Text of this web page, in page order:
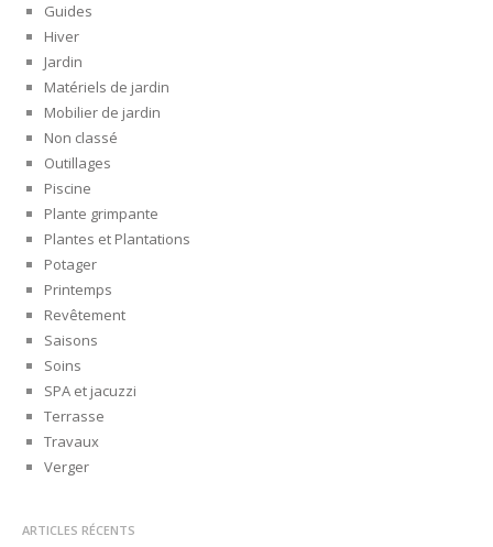
Guides
Hiver
Jardin
Matériels de jardin
Mobilier de jardin
Non classé
Outillages
Piscine
Plante grimpante
Plantes et Plantations
Potager
Printemps
Revêtement
Saisons
Soins
SPA et jacuzzi
Terrasse
Travaux
Verger
ARTICLES RÉCENTS